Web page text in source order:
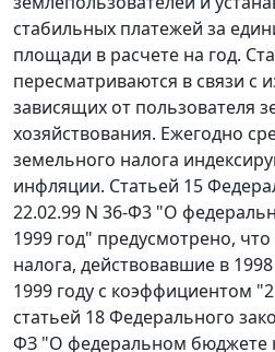
стабильных платежей за
площади в расчете на год.
пересматриваются в связи с
зависящих от пользователя
хозяйствования. Ежегодно
земельного налога
инфляции. Статьей 15
22.02.99 N 36-Ф3 "О
1999 год" предусмотрено,
налога, действовавшие в
1999 году с коэффициентом
статьей 18Федерального
ФЗ "О федеральном бюджете